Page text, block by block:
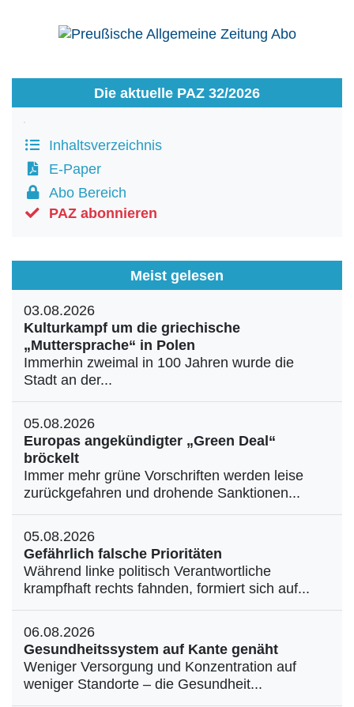
Die aktuelle PAZ 32/2026
Inhaltsverzeichnis
E-Paper
Abo Bereich
PAZ abonnieren
Meist gelesen
03.08.2026
Kulturkampf um die griechische
„Muttersprache“ in Polen
Immerhin zweimal in 100 Jahren wurde die
Stadt an der...
05.08.2026
Europas angekündigter „Green Deal“
bröckelt
Immer mehr grüne Vorschriften werden leise
zurückgefahren und drohende Sanktionen...
05.08.2026
Gefährlich falsche Prioritäten
Während linke politisch Verantwortliche
krampfhaft rechts fahnden, formiert sich auf...
06.08.2026
Gesundheitssystem auf Kante genäht
Weniger Versorgung und Konzentration auf
weniger Standorte – die Gesundheit...